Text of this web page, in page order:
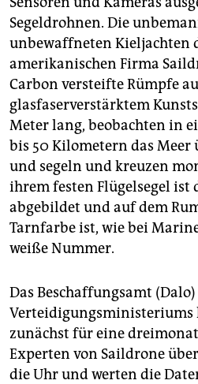
Segeldrohnen. Die
unbewaffneten Kieljachten
amerikanischen Firma
Carbon versteifte Rümpfe
glasfaserverstärktem
Meter lang, beobachten in
bis 50 Kilometern das Meer
und segeln und kreuzen
ihrem festen Flügelsegel ist
abgebildet und auf dem
Tarnfarbe ist, wie bei
weiße Nummer.
Das Beschaffungsamt
Verteidigungsministeriums
zunächst für eine
Experten von Saildrone
die Uhr und werten die